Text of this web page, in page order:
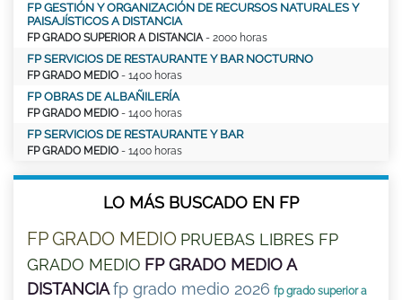
FP GESTIÓN Y ORGANIZACIÓN DE RECURSOS NATURALES Y
PAISAJÍSTICOS A DISTANCIA
FP GRADO SUPERIOR A DISTANCIA- 2000 horas
FP SERVICIOS DE RESTAURANTE Y BAR NOCTURNO
FP GRADO MEDIO - 1400 horas
FP OBRAS DE ALBAÑILERÍA
FP GRADO MEDIO - 1400 horas
FP SERVICIOS DE RESTAURANTE Y BAR
FP GRADO MEDIO - 1400 horas
LO MÁS BUSCADO EN FP
FP GRADO MEDIO PRUEBAS LIBRES FP
GRADO MEDIO FP GRADO MEDIO A
DISTANCIAfp grado medio 2026 fp grado superior a